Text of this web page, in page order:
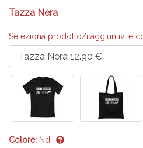
Tazza Nera
Seleziona prodotto/i aggiuntivi e
Colore: Nd